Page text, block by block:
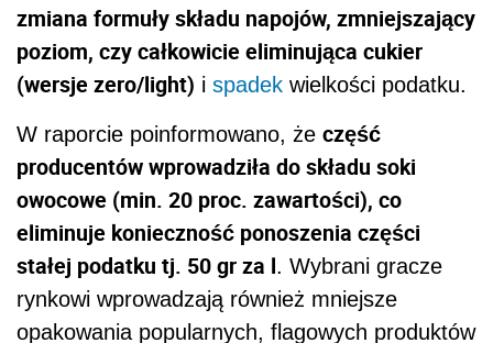
zmiana formuły składu napojów, zmniejszający
poziom, czy całkowicie eliminująca cukier
(wersje zero/light) i spadek wielkości podatku.
W raporcie poinformowano, że część
producentów wprowadziła do składu soki
owocowe (min. 20 proc. zawartości), co
eliminuje konieczność ponoszenia części
stałej podatku tj. 50 gr za l. Wybrani gracze
rynkowi wprowadzają również mniejsze
opakowania popularnych, flagowych produktów